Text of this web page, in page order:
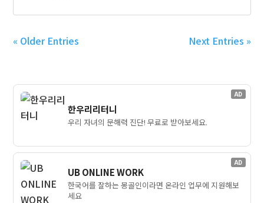
« Older Entries Next Entries »
AD
한우리리터니
우리 자녀의 문해력 진단! 무료로 받아보세요.
AD
UB ONLINE WORK
한국어를 잘하는 몽골인이라면 온라인 업무에 지원해보
세요